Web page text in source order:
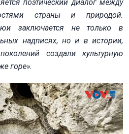
поэтический диалог между
страны и природой.
заключается не только в
надписях, но и в истории,
создали культурную
горе».